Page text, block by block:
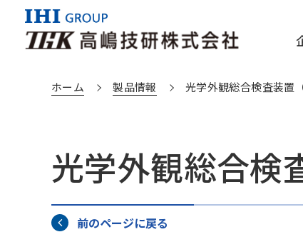
企業情報TOP
会社概要/電子公告 健康
製品情報TOP
分野からさがす 製品
ホーム 製品情報 光学外観総合検査装置
光学外観総合検
前のページに戻る